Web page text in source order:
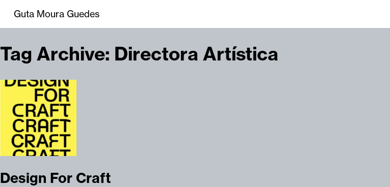
Guta Moura Guedes
Tag Archive: Directora Artística
Design For Craft